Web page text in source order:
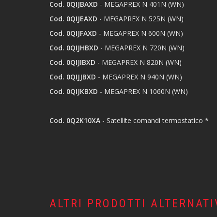
Cod. 0QIJBAXD - MEGAPREX N 401N (WN)
Cod. 0QIJEAXD - MEGAPREX N 525N (WN)
Cod. 0QIJFAXD - MEGAPREX N 600N (WN)
Cod. 0QIJHBXD - MEGAPREX N 720N (WN)
Cod. 0QIJIBXD - MEGAPREX N 820N (WN)
Cod. 0QIJJBXD - MEGAPREX N 940N (WN)
Cod. 0QIJKBXD - MEGAPREX N 1060N (WN)
Cod. 0Q2K10XA - Satellite comandi termostatico *
ALTRI PRODOTTI